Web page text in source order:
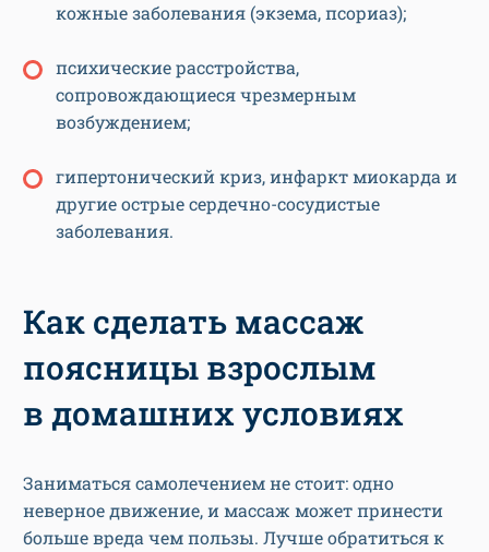
кожные заболевания (экзема, псориаз);
психические расстройства,
сопровождающиеся чрезмерным
возбуждением;
гипертонический криз, инфаркт миокарда и
другие острые сердечно-сосудистые
заболевания.
Как сделать массаж
поясницы взрослым
в домашних условиях
Заниматься самолечением не стоит: одно
неверное движение, и массаж может принести
больше вреда чем пользы. Лучше обратиться к